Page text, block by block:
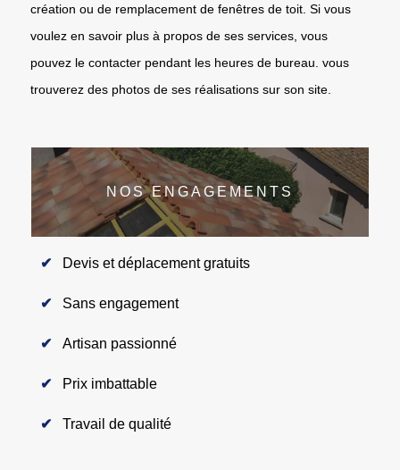
création ou de remplacement de fenêtres de toit. Si vous
voulez en savoir plus à propos de ses services, vous
pouvez le contacter pendant les heures de bureau. vous
trouverez des photos de ses réalisations sur son site.
NOS ENGAGEMENTS
Devis et déplacement gratuits
Sans engagement
Artisan passionné
Prix imbattable
Travail de qualité